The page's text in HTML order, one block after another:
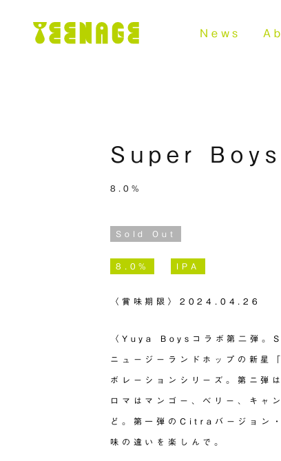
News
Super
8.0%
Sold Out
8.0% IPA
〈賞味期限〉 2024.04.26
〈Yuya Boysコラボ第二弾
ニュージーランドホップの新
ボレーションシリーズ。第ニ
ロマはマンゴー、ベリー、キャ
ど。第一弾のCitraバージョン
味の違いを楽しんで。